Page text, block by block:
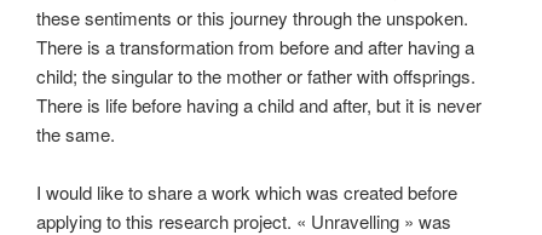
these sentiments or this journey through the unspoken.
There is a transformation from before and after having a
child; the singular to the mother or father with offsprings.
There is life before having a child and after, but it is never
the same.
I would like to share a work which was created before
applying to this research project. « Unravelling » was